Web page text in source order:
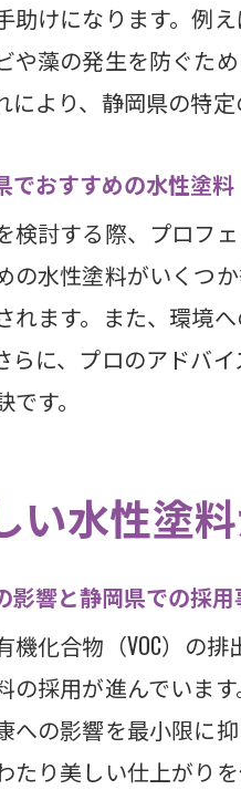
溶剤塗料
静岡県
溶剤塗
静岡
水性塗
長持ち
静岡
静岡県で
施工前
静岡県
DIYで
静岡県
環境にも
環境に
低VOC
助けになります。例
や藻の発生を防ぐた
により、静岡県の特
でおすすめの水性塗料
検討する際、プロフ
の水性塗料がいくつ
れます。また、環境
らに、プロのアドバ
す。
い水性塗
影響と静岡県での採用
機化合物（VOC）の
の採用が進んでいま
への影響を最小限に
たり美しい仕上がり